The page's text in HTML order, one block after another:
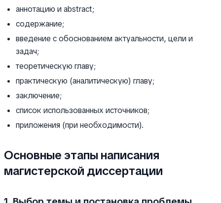
аннотацию и abstract;
содержание;
введение с обоснованием актуальности, цели и
задач;
теоретическую главу;
практическую (аналитическую) главу;
заключение;
список использованных источников;
приложения (при необходимости).
Основные этапы написания
магистерской диссертации